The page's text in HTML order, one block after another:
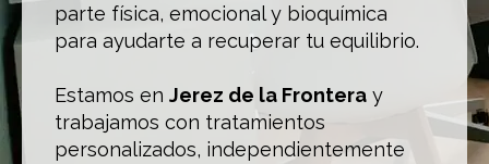
parte física, emocional y bioquímica
para ayudarte a recuperar tu equilibrio.
Estamos en Jerez de la Frontera y
trabajamos con tratamientos
personalizados, independientemente